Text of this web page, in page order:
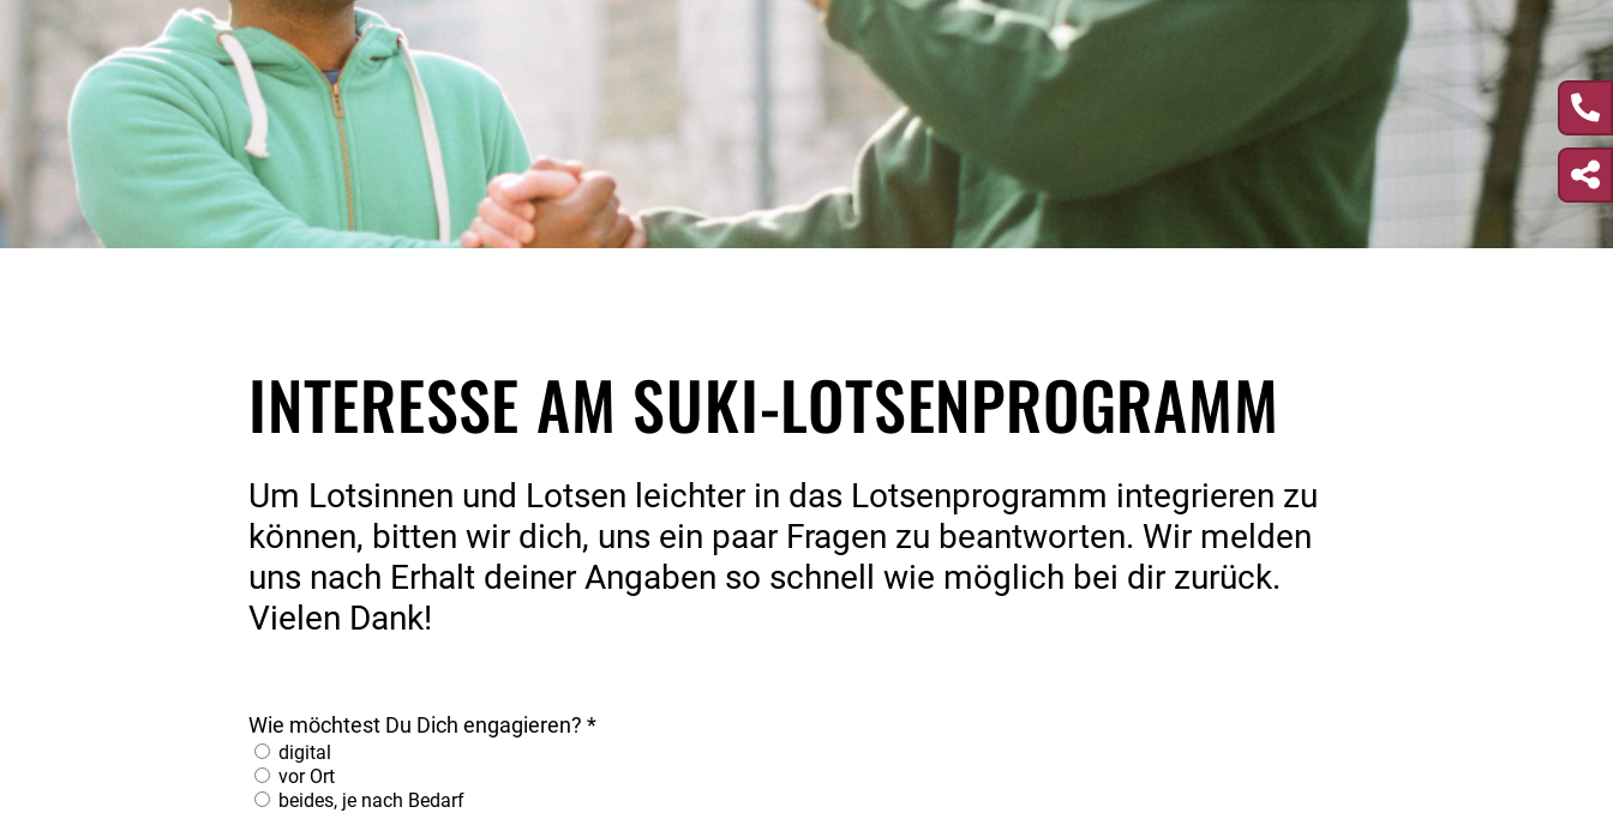
Selbsthilfegruppen
Vortragsreihe Projekt
INTERESSE AM SUKI-LOTSENPROGRAMM
Um Lotsinnen und Lotsen leichter in das Lotsenprogramm integrieren zu
können, bitten wir dich, uns ein paar Fragen zu beantworten. Wir melden
uns nach Erhalt deiner Angaben so schnell wie möglich bei dir zurück.
Vielen Dank!
Wie möchtest Du Dich engagieren? *
digital
vor Ort
beides, je nach Bedarf